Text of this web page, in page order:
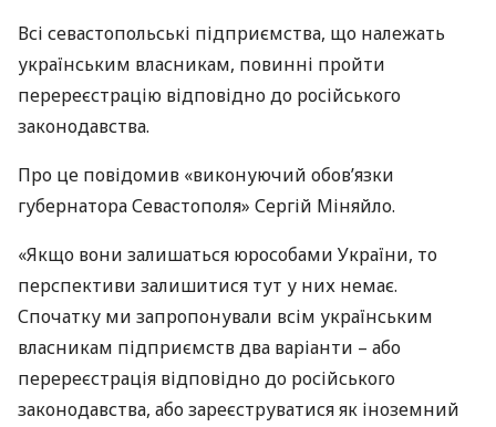
Всі севастопольські підприємства, що належать
українським власникам, повинні пройти
перереєстрацію відповідно до російського
законодавства.
Про це повідомив «виконуючий обов’язки
губернатора Севастополя» Сергій Міняйло.
«Якщо вони залишаться юрособами України, то
перспективи залишитися тут у них немає.
Спочатку ми запропонували всім українським
власникам підприємств два варіанти – або
перереєстрація відповідно до російського
законодавства, або зареєструватися як іноземний